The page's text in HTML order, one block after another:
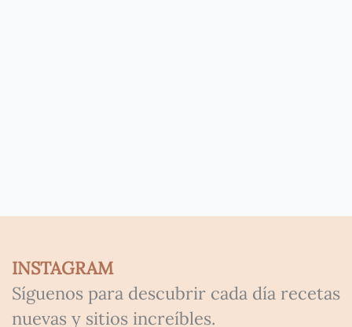
INSTAGRAM
Síguenos para descubrir cada día recetas
nuevas y sitios increíbles.